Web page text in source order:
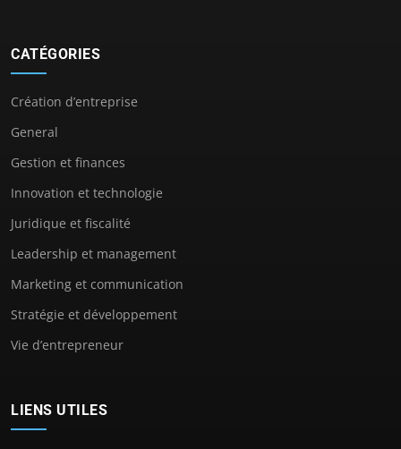
CATÉGORIES
Création d’entreprise
General
Gestion et finances
Innovation et technologie
Juridique et fiscalité
Leadership et management
Marketing et communication
Stratégie et développement
Vie d’entrepreneur
LIENS UTILES